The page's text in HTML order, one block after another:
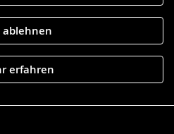
ablehnen
erfahren